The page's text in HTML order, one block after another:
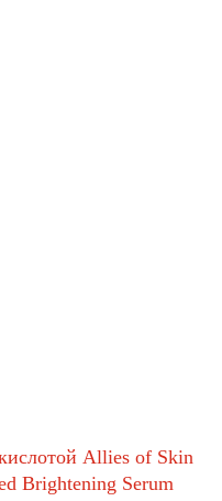
Allies of Skin
Brightening Serum